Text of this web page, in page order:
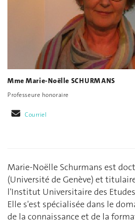
Mme Marie-Noëlle SCHURMANS
Professeure honoraire
Courriel
Marie-Noëlle Schurmans est
(Université de Genève) et
l'Institut Universitaire des
Elle s'est spécialisée dans le
de la connaissance et de la